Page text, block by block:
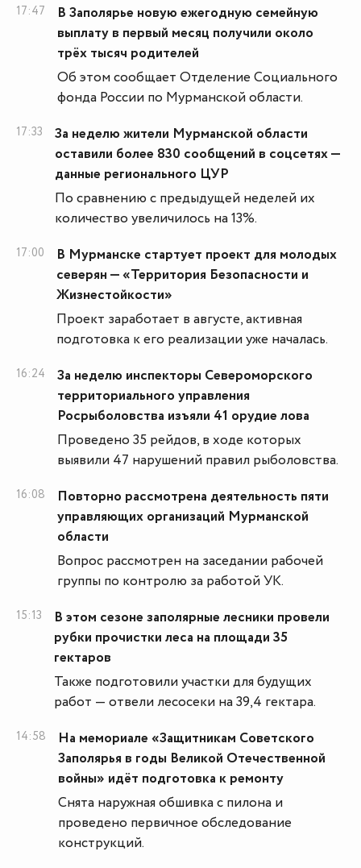
17:47
В Заполярье новую ежегодную семейную
выплату в первый месяц получили около
трёх тысяч родителей
Об этом сообщает Отделение Социального
фонда России по Мурманской области.
17:33
За неделю жители Мурманской области
оставили более 830 сообщений в соцсетях —
данные регионального ЦУР
По сравнению с предыдущей неделей их
количество увеличилось на 13%.
17:00
В Мурманске стартует проект для молодых
северян — «Территория Безопасности и
Жизнестойкости»
Проект заработает в августе, активная
подготовка к его реализации уже началась.
16:24
За неделю инспекторы Североморского
территориального управления
Росрыболовства изъяли 41 орудие лова
Проведено 35 рейдов, в ходе которых
выявили 47 нарушений правил рыболовства.
16:08
Повторно рассмотрена деятельность пяти
управляющих организаций Мурманской
области
Вопрос рассмотрен на заседании рабочей
группы по контролю за работой УК.
15:13
В этом сезоне заполярные лесники провели
рубки прочистки леса на площади 35
гектаров
Также подготовили участки для будущих
работ — отвели лесосеки на 39,4 гектара.
14:58
На мемориале «Защитникам Советского
Заполярья в годы Великой Отечественной
войны» идёт подготовка к ремонту
Снята наружная обшивка с пилона и
проведено первичное обследование
конструкций.